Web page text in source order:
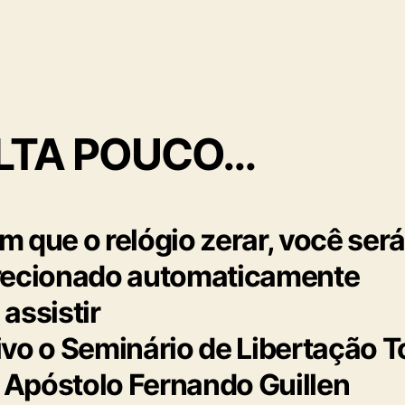
POUCO…
que o relógio zerar, você será
automaticamente
assistir
o Seminário de Libertação
Fernando Guillen